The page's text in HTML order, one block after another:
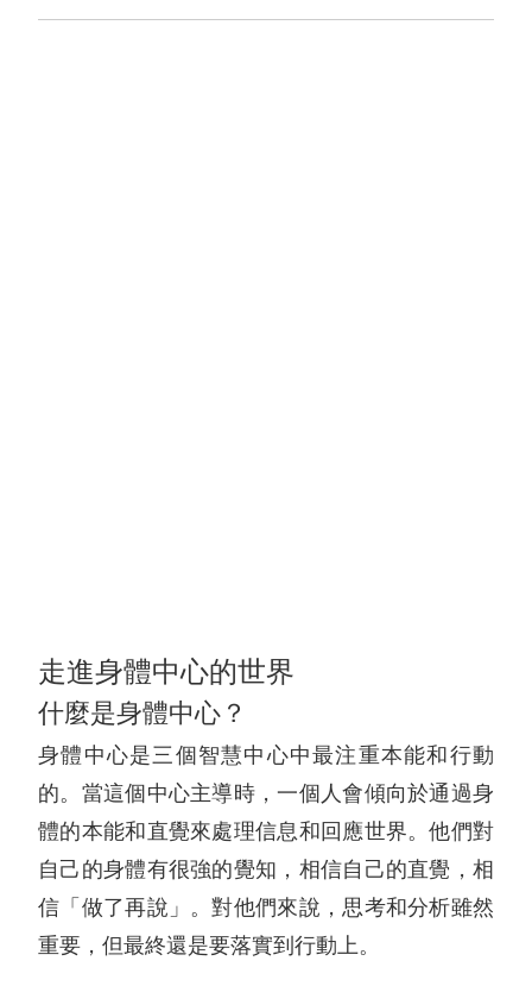
走進身體中心的世界
什麼是身體中心？
身體中心是三個智慧中心中最注重本能和行動
的。當這個中心主導時，一個人會傾向於通過身
體的本能和直覺來處理信息和回應世界。他們對
自己的身體有很強的覺知，相信自己的直覺，相
信「做了再說」。對他們來說，思考和分析雖然
重要，但最終還是要落實到行動上。